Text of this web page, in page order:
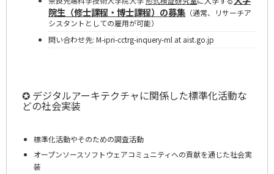
院生（修士課程・博士課程）の募集 （通常、リサーチア
シスタントとしての雇用が可能）
問い合わせ先: M-ipri-cctrg-inquery-ml at aist.go.jp
✪ デジタルアーキテクチャに関係した標準化活動な
どの社会実装
標準化活動やそのための調査活動
オープンソースソフトウェアコミュニティへの貢献を通じた社会実
装